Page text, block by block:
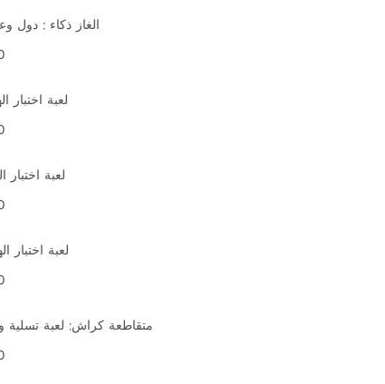
الغاز ذكاء : دول
لعبة اختبار
لعبة اختبار
لعبة اختبار
متقاطعة كراش: لعبة تسلية